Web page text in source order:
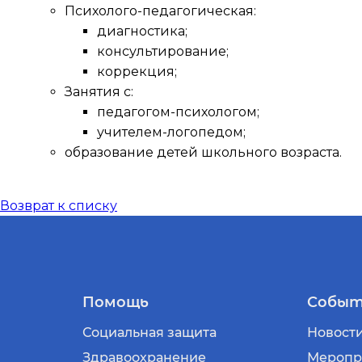
Психолого-педагогическая:
диагностика;
консультирование;
коррекция;
Занятия с:
педагогом-психологом;
учителем-логопедом;
образование детей школьного возраста.
Возврат к списку
Помощь
Социальная защита
Здравоохранение